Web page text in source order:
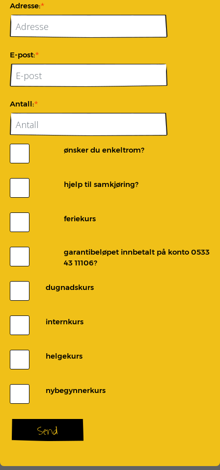
Adresse:*
E-post:*
Antall:*
ønsker du enkeltrom?
hjelp til samkjøring?
feriekurs
garantibeløpet innbetalt på konto 0533
43 11106?
dugnadskurs
internkurs
helgekurs
nybegynnerkurs
Send